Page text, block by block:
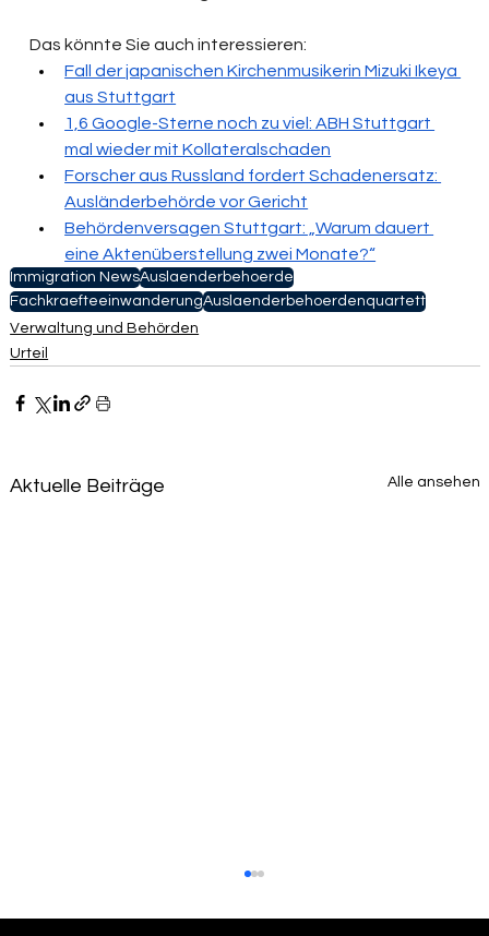
Das könnte Sie auch interessieren:
Fall der japanischen Kirchenmusikerin Mizuki Ikeya
aus Stuttgart
1,6 Google-Sterne noch zu viel: ABH Stuttgart
mal wieder mit Kollateralschaden
Forscher aus Russland fordert Schadenersatz:
Ausländerbehörde vor Gericht
Behördenversagen Stuttgart: „Warum dauert
eine Aktenüberstellung zwei Monate?“
Immigration NewsAuslaenderbehoerde
FachkraefteeinwanderungAuslaenderbehoerdenquartett
Verwaltung und Behörden
Urteil
Aktuelle Beiträge Alle ansehen